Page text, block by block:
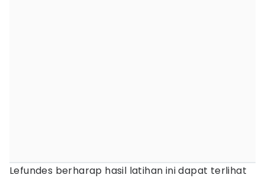
Lefundes berharap hasil latihan ini dapat terlihat